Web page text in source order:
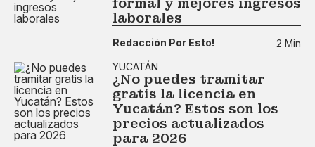
laborales
Redacción Por Esto!
2 Min
YUCATÁN
¿No puedes tramitar
gratis la licencia en
Yucatán? Estos son los
precios actualizados
para 2026